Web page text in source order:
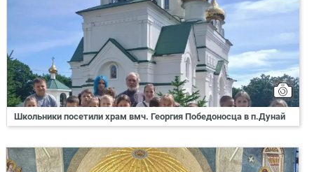
Школьники посетили храм вмч. Георгия Победоносца в п.Дунай